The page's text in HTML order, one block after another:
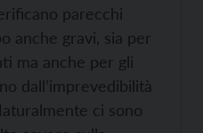
parecchi
anche gravi, sia per
ma anche per gli
dall’imprevedibilità
ci sono